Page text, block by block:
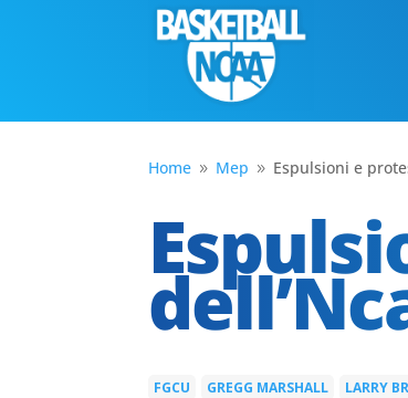
Home 9 Mep 9 Espulsioni e
FGCU GREGG MARSHALL LARRY